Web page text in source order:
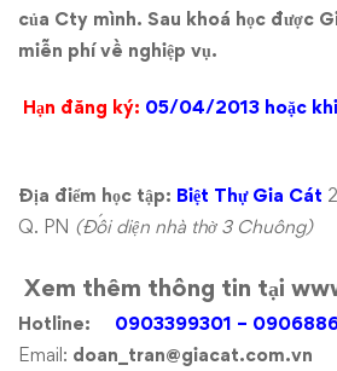
của Cty mình. Sau khoá học được
miễn phí về nghiệp vụ.
Hạn đăng ký: 05/04/2013 hoặc
Địa điểm học tập: Biệt Thự Gia Cát
Q. PN (Đối diện nhà thờ 3 Chuông)
Xem thêm thông tin tại
Hotline: 0903399301 –
Email: doan_tran@giacat.com.vn